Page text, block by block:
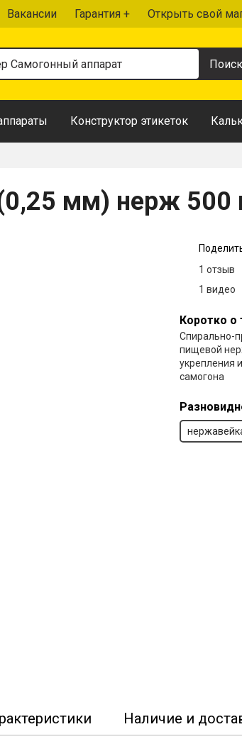
Вакансии Гарантия + Открыть свой
Конструктор этикеток
мм) нерж 500
1 отзыв
1 видео
Коротко о
Спирально-
пищевой
укрепления
самогона
Наличие и